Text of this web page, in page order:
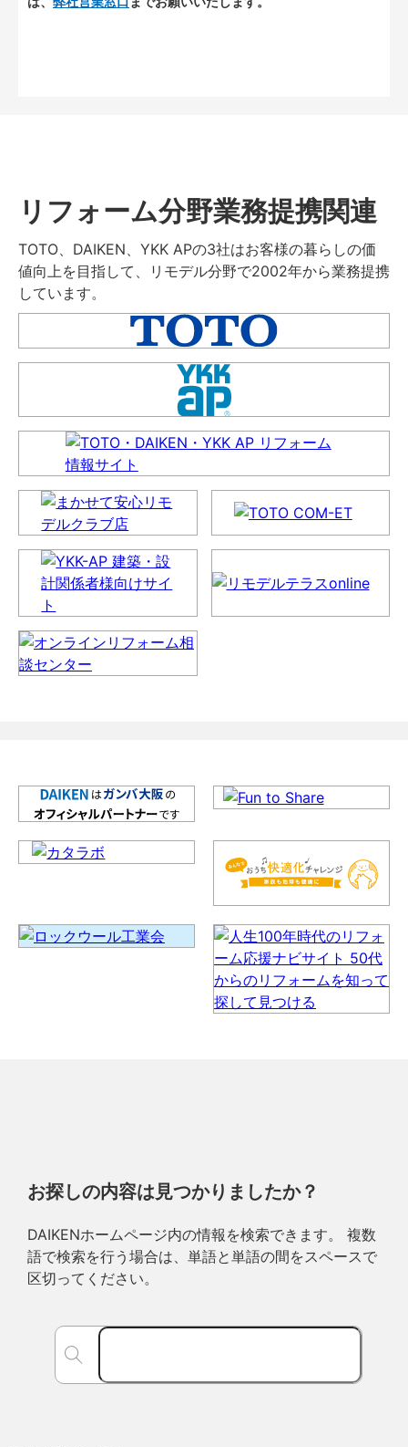
リフォーム分野業務提携関連
TOTO、DAIKEN、YKK APの3社はお客様の暮らしの価
値向上を目指して、リモデル分野で2002年から業務提携
しています。
お探しの内容は見つかりましたか？
DAIKENホームページ内の情報を検索できます。 複数
語で検索を行う場合は、単語と単語の間をスペースで
区切ってください。